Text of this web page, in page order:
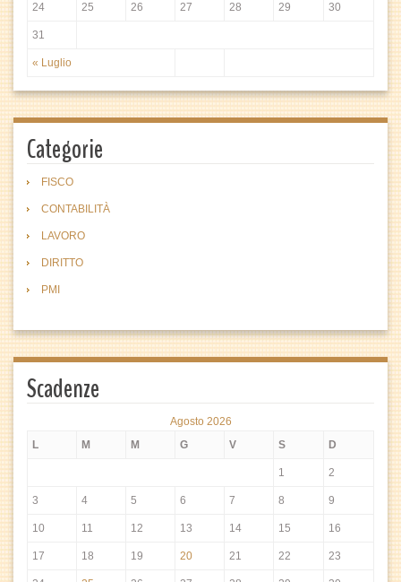
« Luglio
24 25 26 27 28 29 30
31
Categorie
FISCO
CONTABILITÀ
LAVORO
DIRITTO
PMI
Scadenze
Agosto 2026
L
M M G V S D
1 2
3 4 5 6 7 8 9
10 11 12 13 14 15 16
17 18 19 20 21 22 23